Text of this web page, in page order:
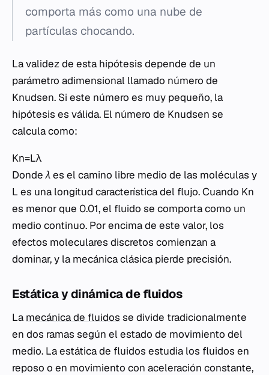
comporta más como una nube de
partículas chocando.
La validez de esta hipótesis depende de un
parámetro adimensional llamado número de
Knudsen. Si este número es muy pequeño, la
hipótesis es válida. El número de Knudsen se
calcula como:
Kn=Lλ​
Dondeλes el camino libre medio de las moléculas y
L es una longitud característica del flujo. Cuando Kn
es menor que 0.01, el fluido se comporta como un
medio continuo. Por encima de este valor, los
efectos moleculares discretos comienzan a
dominar, y la mecánica clásica pierde precisión.
Estática y dinámica de fluidos
La mecánica de fluidos se divide tradicionalmente
en dos ramas según el estado de movimiento del
medio. La estática de fluidos estudia los fluidos en
reposo o en movimiento con aceleración constante,